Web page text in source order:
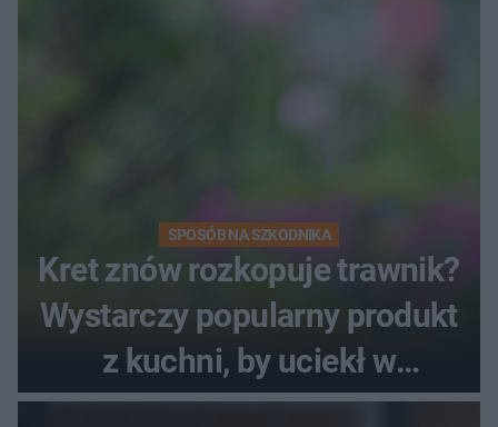
SPOSÓB NA SZKODNIKA
Kret znów rozkopuje trawnik?
Wystarczy popularny produkt
z kuchni, by uciekł w
popłochu